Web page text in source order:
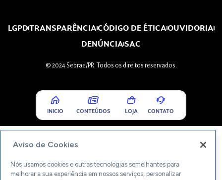
LGPDTRANSPARÊNCIACÓDIGO DE ÉTICAOUVIDORIA
DENÚNCIASAC
© 2024 Sebrae/PR. Todos os direitos reservados.
INICIO CONTEÚDOS LOJA CONTATO
Aviso de Cookies
Nós usamos cookies e outras tecnologias semelhantes para
melhorar a sua experiência em nossos serviços, personalizar